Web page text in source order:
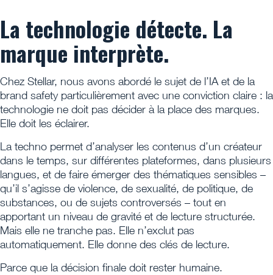
La technologie détecte. La
marque interprète.
Chez Stellar, nous avons abordé le sujet de l’IA et de la
brand safety particulièrement avec une conviction claire : la
technologie ne doit pas décider à la place des marques.
Elle doit les éclairer.
La techno permet d’analyser les contenus d’un créateur
dans le temps, sur différentes plateformes, dans plusieurs
langues, et de faire émerger des thématiques sensibles –
qu’il s’agisse de violence, de sexualité, de politique, de
substances, ou de sujets controversés – tout en
apportant un niveau de gravité et de lecture structurée.
Mais elle ne tranche pas. Elle n’exclut pas
automatiquement. Elle donne des clés de lecture.
Parce que la décision finale doit rester humaine.